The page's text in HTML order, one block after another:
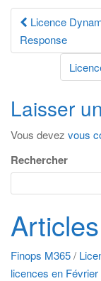
des
Licence
Response
Laisser
Vous devez vous
Rechercher
Finops M365/
licences en Février